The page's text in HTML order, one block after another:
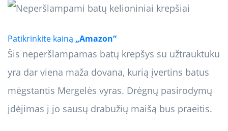
Patikrinkite kainą „Amazon“
Šis neperšlampamas batų krepšys su užtrauktuku
yra dar viena maža dovana, kurią įvertins batus
mėgstantis Mergelės vyras. Drėgnų pasirodymų
įdėjimas į jo sausų drabužių maišą bus praeitis.